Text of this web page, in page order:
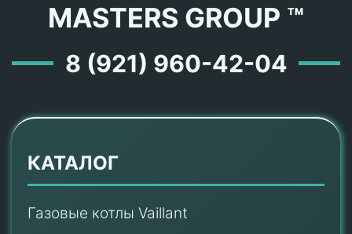
MASTERS GROUP ™
8 (921) 960-42-04
КАТАЛОГ
Газовые котлы Vaillant